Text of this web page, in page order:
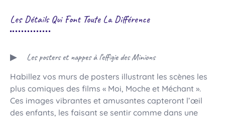
Les Détails Qui Font Toute La Différence
Les posters et nappes à l’effigie des Minions
Habillez vos murs de posters illustrant les scènes les
plus comiques des films « Moi, Moche et Méchant ».
Ces images vibrantes et amusantes capteront l’œil
des enfants, les faisant se sentir comme dans une